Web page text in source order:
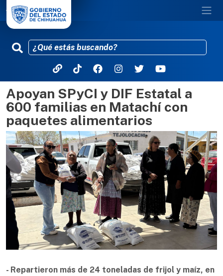
Pasar al contenido principal
Apoyan SPyCI y DIF Estatal a
600 familias en Matachí con
paquetes alimentarios
- Repartieron más de 24 toneladas de frijol y maíz, en